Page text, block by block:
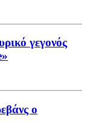
γεγονός
ο